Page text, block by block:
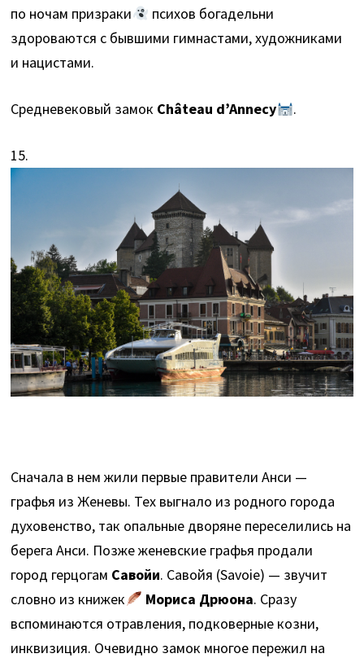
по ночам призраки
психов богадельни
здороваются с бывшими гимнастами, художниками
и нацистами.
Средневековый замок Château d’Annecy .
15.
Сначала в нем жили первые правители Анси —
графья из Женевы. Тех выгнало из родного города
духовенство, так опальные дворяне переселились на
берега Анси. Позже женевские графья продали
город герцогам Савойи. Савойя (Savoie) — звучит
словно из книжек
Мориса Дрюона. Сразу
вспоминаются отравления, подковерные козни,
инквизиция. Очевидно замок многое пережил на